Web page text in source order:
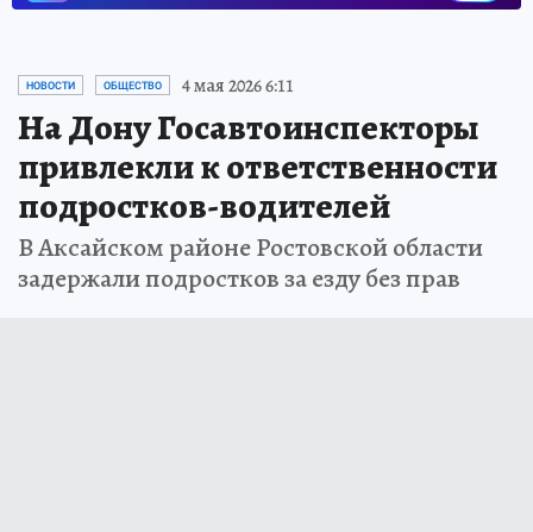
НОВОСТИ ОБЩЕСТВО 4 мая 2026 6:11
На Дону Госавтоинспекторы
привлекли к ответственности
подростков-водителей
В Аксайском районе Ростовской области
задержали подростков за езду без прав